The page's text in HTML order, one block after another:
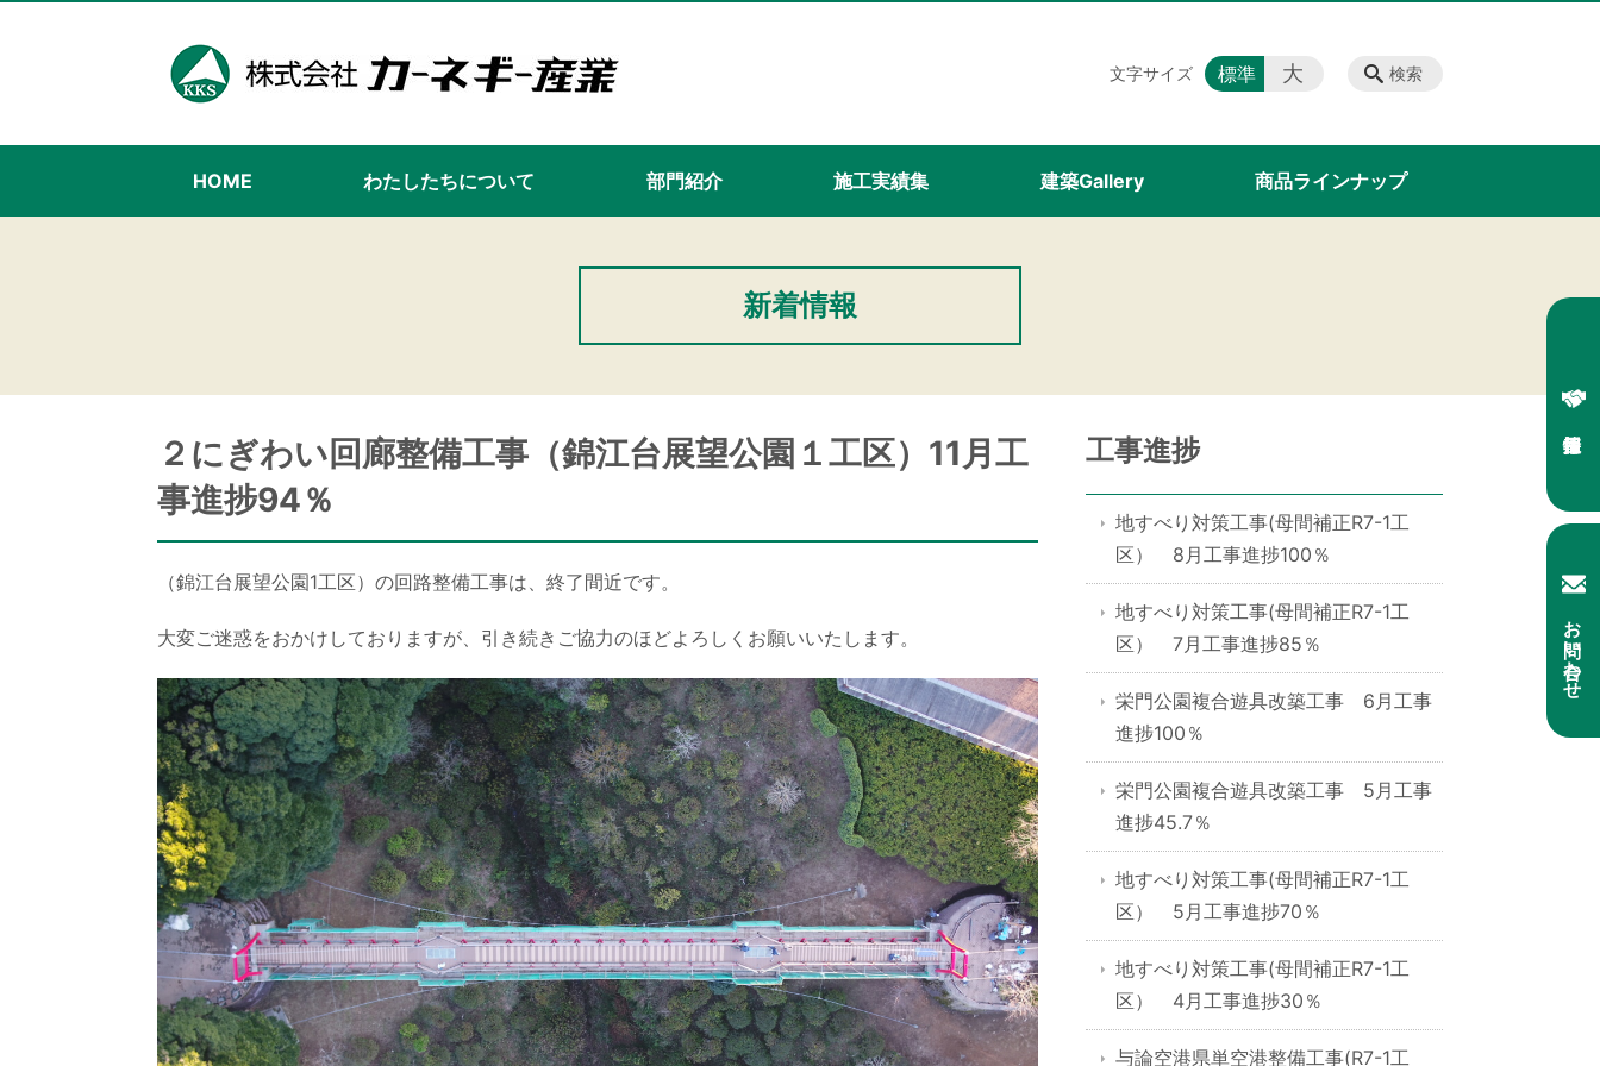
HOME わたしたちについて 部門紹介 施工実績集 建築Gallery 商品ラインナップ
検索
文字サイズ 標準 大
新着情報
２にぎわい回廊整備工事（錦江台展望公園１工区）11月工
事進捗94％
（錦江台展望公園1工区）の回路整備工事は、終了間近です。
大変ご迷惑をおかけしておりますが、引き続きご協力のほどよろしくお願いいたします。
工事進捗
地すべり対策工事(母間補正R7-1工
区） 8月工事進捗100％
地すべり対策工事(母間補正R7-1工
区） 7月工事進捗85％
栄門公園複合遊具改築工事 6月工事
進捗100％
栄門公園複合遊具改築工事 5月工事
進捗45.7％
地すべり対策工事(母間補正R7-1工
区） 5月工事進捗70％
地すべり対策工事(母間補正R7-1工
区） 4月工事進捗30％
与論空港県単空港整備工事(R7-1工
お問い合わせ